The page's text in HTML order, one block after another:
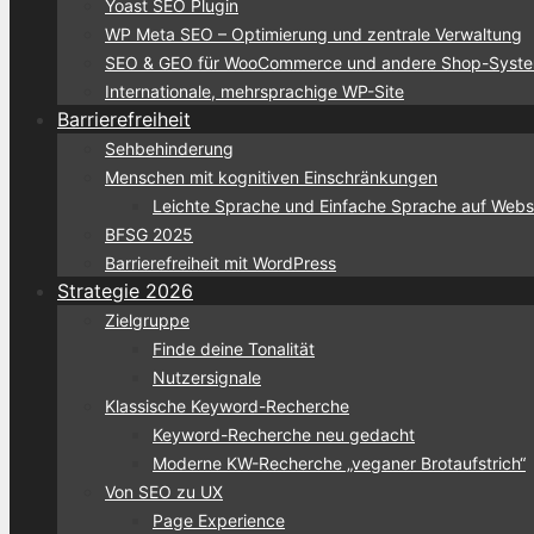
Yoast SEO Plugin
WP Meta SEO – Optimierung und zentrale Verwaltung
SEO & GEO für WooCommerce und andere Shop-
Internationale, mehrsprachige WP-Site
Barrierefreiheit
Sehbehinderung
Menschen mit kognitiven Einschränkungen
Leichte Sprache und Einfache Sprache auf
BFSG 2025
Barrierefreiheit mit WordPress
Strategie 2026
Zielgruppe
Finde deine Tonalität
Nutzersignale
Klassische Keyword-Recherche
Keyword-Recherche neu gedacht
Moderne KW-Recherche „veganer Brotaufstrich“
Von SEO zu UX
Page Experience